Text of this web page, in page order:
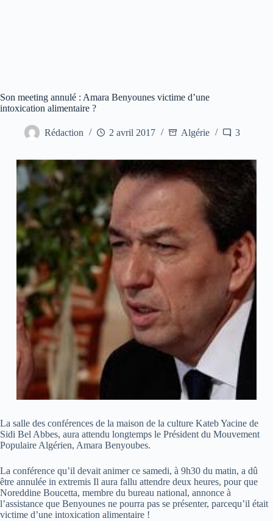
Son meeting annulé : Amara Benyounes victime d’une
intoxication alimentaire ?
Rédaction 2 avril 2017 Algérie 3
La salle des conférences de la maison de la culture Kateb Yacine de
Sidi Bel Abbes, aura attendu longtemps le Président du Mouvement
Populaire Algérien, Amara Benyoubes.
La conférence qu’il devait animer ce samedi, à 9h30 du matin, a dû
être annulée in extremis Il aura fallu attendre deux heures, pour que
Noreddine Boucetta, membre du bureau national, annonce à
l’assistance que Benyounes ne pourra pas se présenter, parcequ’il était
victime d’une intoxication alimentaire !